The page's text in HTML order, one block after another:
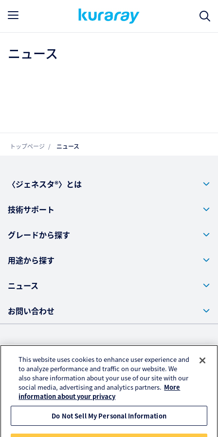
ニュース
トップページ ニュース
〈ジェネスタ®〉とは
技術サポート
グレードから探す
用途から探す
ニュース
お問い合わせ
株式会社クラレ ウェブサイト
プライバシーポリシー
アクセスデータの取扱いについて
ご利用にあたって
© KURARAY CO., LTD. All RIGHTS RESERVED.
This website uses cookies to enhance user experience and
to analyze performance and traffic on our website. We
also share information about your use of our site with our
social media, advertising and analytics partners. More
information about your privacy
Do Not Sell My Personal Information